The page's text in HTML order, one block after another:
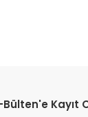
Bülten'e Kayıt